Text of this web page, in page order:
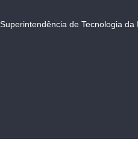
Superintendência de Tecnologia da